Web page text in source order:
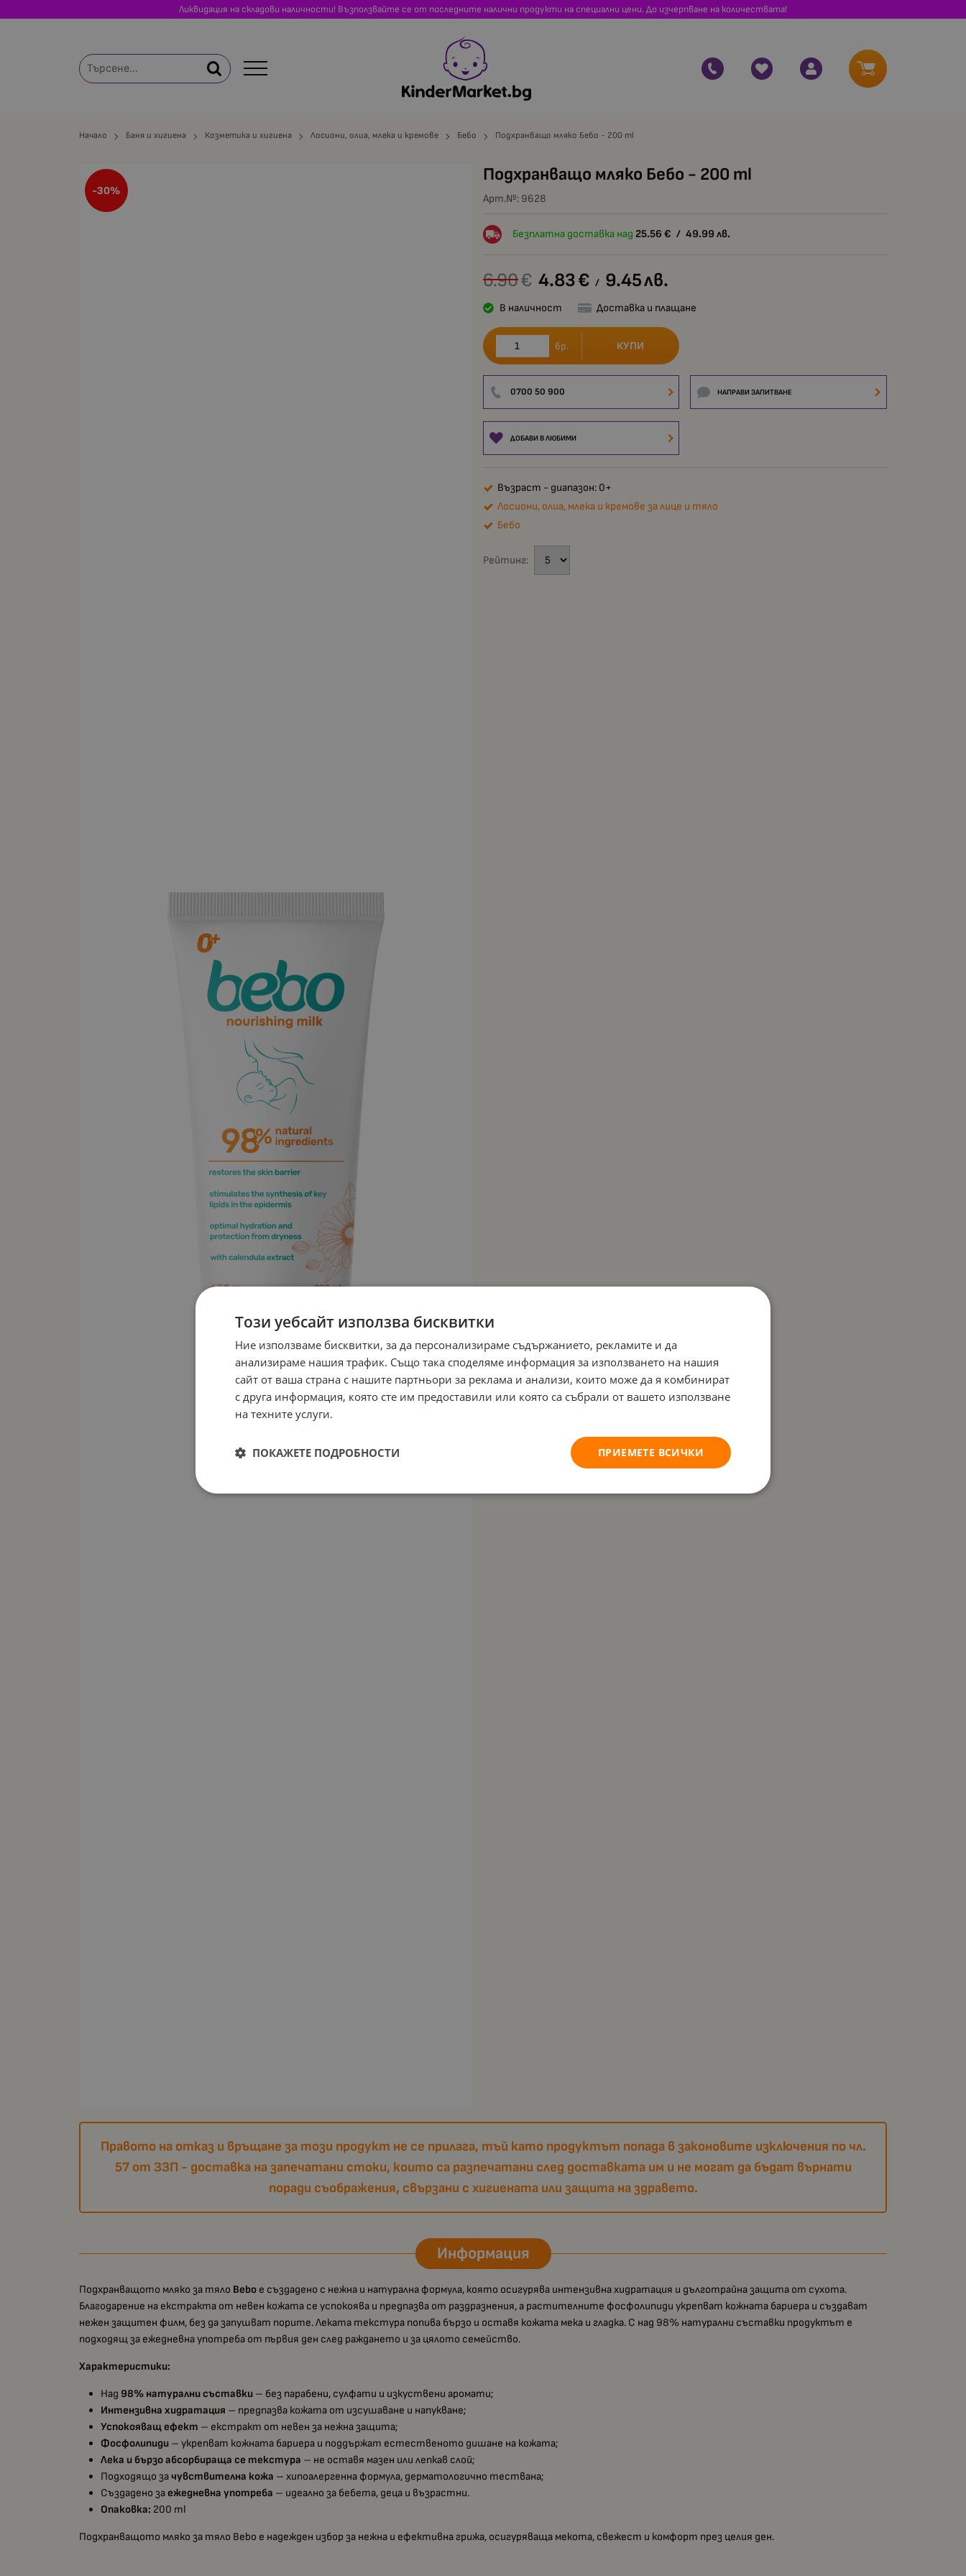
Ликвидация на складови наличности! Възползвайте се от последните налични продукти на специални цени. До изчерпване на количествата!
Начало Баня и хигиена Козметика и хигиена Лосиони, олиа, млека и кремове Бебо Подхранващо мляко Бебо - 200 ml
Подхранващо мляко Бебо - 200 ml
Арт.№: 9628
-30%
Безплатна доставка над 25.56 € / 49.99 лв.
6.90€ 4.83€ / 9.45лв.
В наличност Доставка и плащане
бр. КУПИ
0700 50 900 НАПРАВИ ЗАПИТВАНЕ
ДОБАВИ В ЛЮБИМИ
Възраст - диапазон: 0+
Лосиони, олиа, млека и кремове за лице и тяло
Бебо
Рейтинг:
Правото на отказ и връщане за този продукт не се прилага, тъй като продуктът попада в законовите изключения по чл.
57 от ЗЗП - доставка на запечатани стоки, които са разпечатани след доставката им и не могат да бъдат върнати
поради съображения, свързани с хигиената или защита на здравето.
Информация
Подхранващото мляко за тяло Bebo е създадено с нежна и натурална формула, която осигурява интензивна хидратация и дълготрайна защита от сухота.
Благодарение на екстракта от невен кожата се успокоява и предпазва от раздразнения, а растителните фосфолипиди укрепват кожната бариера и създават
нежен защитен филм, без да запушват порите. Леката текстура попива бързо и оставя кожата мека и гладка. С над 98% натурални съставки продуктът е
подходящ за ежедневна употреба от първия ден след раждането и за цялото семейство.
Характеристики:
Над 98% натурални съставки – без парабени, сулфати и изкуствени аромати;
Интензивна хидратация – предпазва кожата от изсушаване и напукване;
Успокояващ ефект – екстракт от невен за нежна защита;
Фосфолипиди – укрепват кожната бариера и поддържат естественото дишане на кожата;
Лека и бързо абсорбираща се текстура – не оставя мазен или лепкав слой;
Подходящо зачувствителна кожа – хипоалергенна формула, дерматологично тествана;
Създадено заежедневна употреба – идеално за бебета, деца и възрастни.
Опаковка: 200 ml
Подхранващото мляко за тяло Bebo е надежден избор за нежна и ефективна грижа, осигуряваща мекота, свежест и комфорт през целия ден.
Този уебсайт използва бисквитки
Ние използваме бисквитки, за да персонализираме съдържанието, рекламите и да
анализираме нашия трафик. Също така споделяме информация за използването на нашия
сайт от ваша страна с нашите партньори за реклама и анализи, които може да я комбинират
с друга информация, която сте им предоставили или която са събрали от вашето използване
на техните услуги.
ПРИЕМЕТЕ ВСИЧКИ
ПОКАЖЕТЕ ПОДРОБНОСТИ